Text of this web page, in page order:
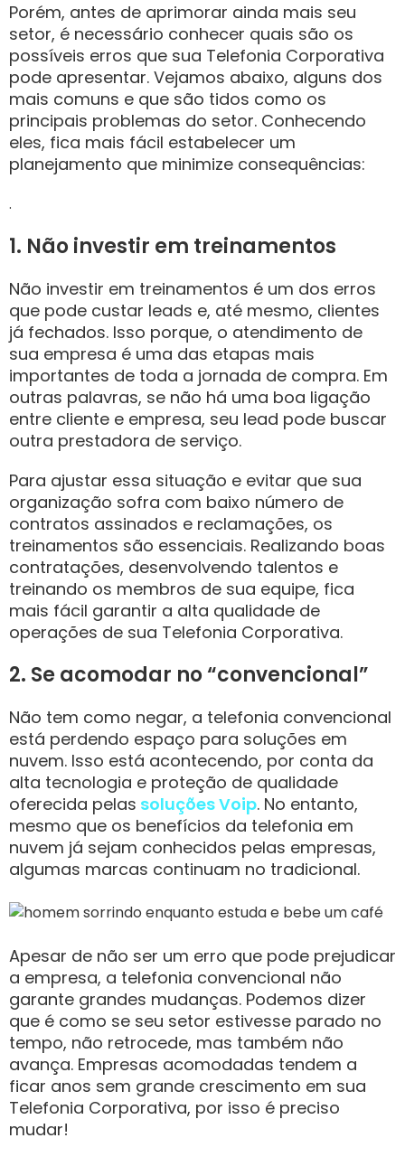
Porém, antes de aprimorar ainda mais seu
setor, é necessário conhecer quais são os
possíveis erros que sua Telefonia Corporativa
pode apresentar. Vejamos abaixo, alguns dos
mais comuns e que são tidos como os
principais problemas do setor. Conhecendo
eles, fica mais fácil estabelecer um
planejamento que minimize consequências:
.
1. Não investir em treinamentos
Não investir em treinamentos é um dos erros
que pode custar leads e, até mesmo, clientes
já fechados. Isso porque, o atendimento de
sua empresa é uma das etapas mais
importantes de toda a jornada de compra. Em
outras palavras, se não há uma boa ligação
entre cliente e empresa, seu lead pode buscar
outra prestadora de serviço.
Para ajustar essa situação e evitar que sua
organização sofra com baixo número de
contratos assinados e reclamações, os
treinamentos são essenciais. Realizando boas
contratações, desenvolvendo talentos e
treinando os membros de sua equipe, fica
mais fácil garantir a alta qualidade de
operações de sua Telefonia Corporativa.
2. Se acomodar no “convencional”
Não tem como negar, a telefonia convencional
está perdendo espaço para soluções em
nuvem. Isso está acontecendo, por conta da
alta tecnologia e proteção de qualidade
oferecida pelas soluções Voip. No entanto,
mesmo que os benefícios da telefonia em
nuvem já sejam conhecidos pelas empresas,
algumas marcas continuam no tradicional.
Apesar de não ser um erro que pode prejudicar
a empresa, a telefonia convencional não
garante grandes mudanças. Podemos dizer
que é como se seu setor estivesse parado no
tempo, não retrocede, mas também não
avança. Empresas acomodadas tendem a
ficar anos sem grande crescimento em sua
Telefonia Corporativa, por isso é preciso
mudar!